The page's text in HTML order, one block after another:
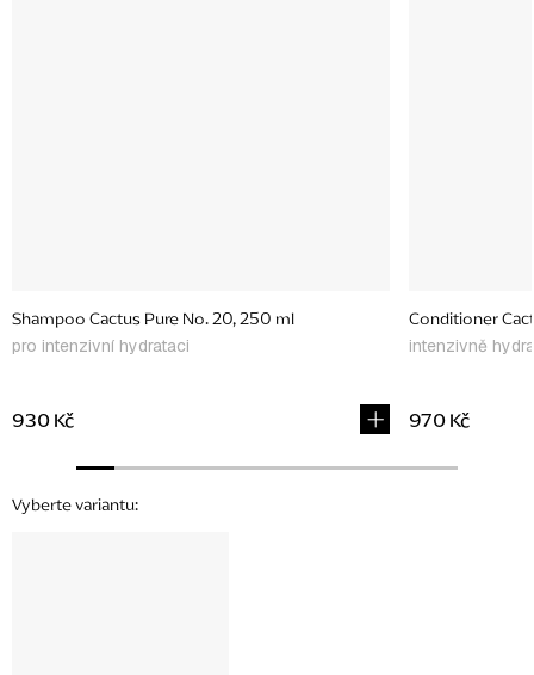
Shampoo Cactus Pure No. 20, 250 ml
pro intenzivní hydrataci
930 Kč
Conditioner
intenzivně
970 Kč